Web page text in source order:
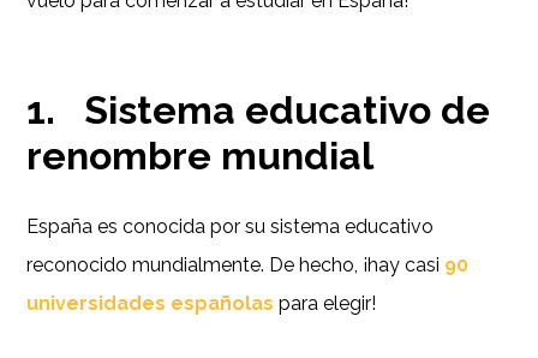
1. Sistema educativo de
renombre mundial
España es conocida por su sistema educativo
reconocido mundialmente. De hecho, ¡hay casi 90
universidades españolas para elegir!